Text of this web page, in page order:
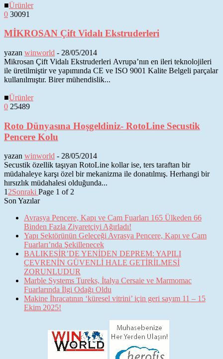
■Ürünler
0 30091
MİKROSAN Çift Vidalı Ekstruderleri
yazan winworld - 28/05/2014
Mikrosan Çift Vidalı Ekstruderleri Avrupa’nın en ileri teknolojileri
ile üretilmiştir ve yapımında CE ve ISO 9001 Kalite Belgeli parçalar
kullanılmıştır. Birer mühendislik...
■Ürünler
0 25489
Roto Dünyasına Hoşgeldiniz- RotoLine Secustik
Pencere Kolu
yazan winworld - 28/05/2014
Secustik özellik taşıyan RotoLine kollar ise, ters taraftan bir
müdahaleye karşı özel bir mekanizma ile donatılmış. Herhangi bir
hırsızlık müdahalesi olduğunda...
12Sonraki Page 1 of 2
Son Yazılar
Avrasya Pencere, Kapı ve Cam Fuarları 165 Ülkeden 66
Binden Fazla Ziyaretçiyi Ağırladı!
Yapı Sektörünün Geleceği Avrasya Pencere, Kapı ve Cam
Fuarları’nda Şekillenecek
BALIKESİR’DE YENİDEN DEPREM: YAPILI
ÇEVRENİN GÜVENLİ HALE GETİRİLMESİ
ZORUNLUDUR
Marble Systems Tureks, İtalya Cersaie ve Marmomac
Fuarlarında İlgi Odağı Oldu
Makine İhracatının ‘küresel vitrini’ için geri sayım 11 – 15
Ekim 2025!